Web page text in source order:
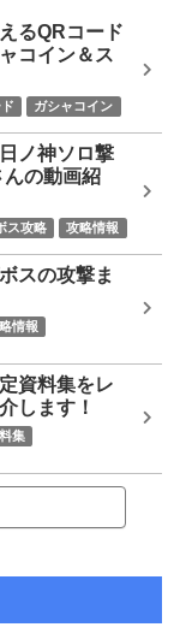
るQRコード
コイン＆ス
ガシャコイン
ノ神ソロ撃
の動画紹
ス攻略
攻略情報
日ノ神
スの攻撃ま
情報
ッグボス
大魔王シブ
資料集をレ
します！
集